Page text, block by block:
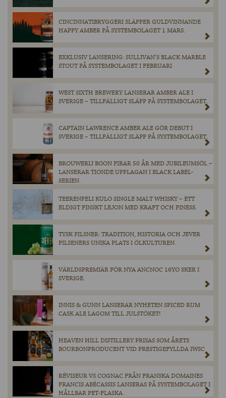
CINCINNATIBRYGGERI SLÄPPER GULDVINNANDE
HAPPY AMBER PÅ SYSTEMBOLAGET 1 MARS.
EXKLUSIV LANSERING: SULLIVAN’S BLACK MARBLE
STOUT PÅ SYSTEMBOLAGET I FEBRUARI
WEST SIXTH BREWERY LANSERAR AMBER ALE I
SVERIGE – TILLFÄLLIGT SLÄPP PÅ SYSTEMBOLAGET.
CAPTAIN LAWRENCE AMBER ALE GÖR DEBUT I
SVERIGE – TILLFÄLLIGT SLÄPP PÅ SYSTEMBOLAGET.
BROUWERIJ BOON FIRAR 50 ÅR MED JUBILEUMSÖL –
LANSERAR TIONDE UPPLAGAN I BLACK LABEL-
SERIEN.
TEERENPELI KULO SINGLE MALT WHISKY – ETT
ELDIGT FINSKT LEJON MED KRAFT OCH FINESS.
TYSK PILSNER: TRADITION, HISTORIA OCH JEVER
PILSENERS UNIKA PLATS I ÖLKULTUREN.
VÄRLDSPREMIÄR FÖR NYA ANCNOC 16YO SKER I
SVERIGE.
INNIS & GUNN LANSERAR NYHETEN SPICED RUM
CASK ALE LAGOM TILL JULSTÖKET!
HEAVEN HILL DISTILLERY PRISAS SOM ÅRETS
BOURBONPRODUCENT VID PRESTIGEFYLLDA IWSC
RÉVISEUR VS COGNAC FRÅN FRANSKA DOMAINES
FRANCIS ABÉCASSIS LANSERAS PÅ SYSTEMBOLAGET I
HÅLLBAR PET-FLASKA.